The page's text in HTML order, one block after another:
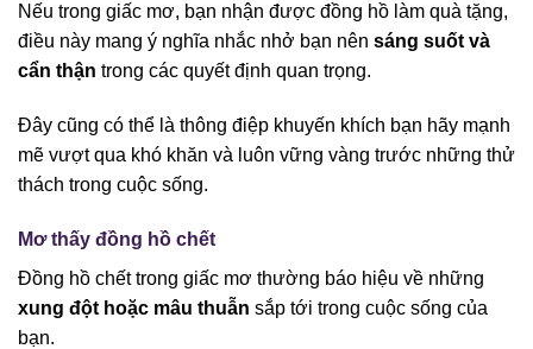
Nếu trong giấc mơ, bạn nhận được đồng hồ làm quà tặng,
điều này mang ý nghĩa nhắc nhở bạn nên sáng suốt và
cẩn thận trong các quyết định quan trọng.
Đây cũng có thể là thông điệp khuyến khích bạn hãy mạnh
mẽ vượt qua khó khăn và luôn vững vàng trước những thử
thách trong cuộc sống.
Mơ thấy đồng hồ chết
Đồng hồ chết trong giấc mơ thường báo hiệu về những
xung đột hoặc mâu thuẫn sắp tới trong cuộc sống của
bạn.